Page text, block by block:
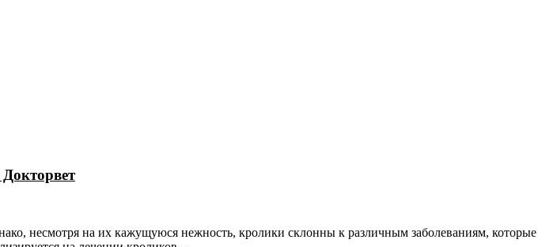
несмотря на их кажущуюся нежность, кролики склонны к различным заболеваниям, которые